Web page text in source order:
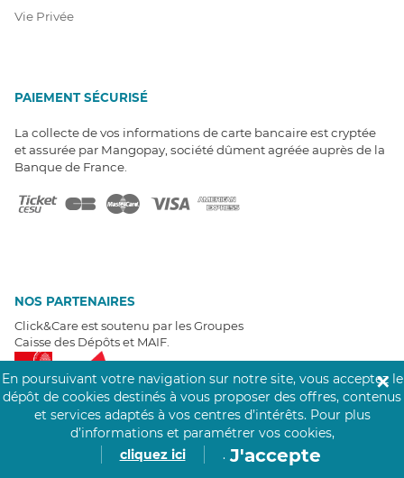
Vie Privée
PAIEMENT SÉCURISÉ
La collecte de vos informations de carte bancaire est cryptée
et assurée par Mangopay, société dûment agréée auprès de la
Banque de France.
NOS PARTENAIRES
Click&Care est soutenu par les Groupes
Caisse des Dépôts et MAIF.
EXPERTS À VOTRE ÉCOUTE
En poursuivant votre navigation sur notre site, vous acceptez le
dépôt de cookies destinés à vous proposer des offres, contenus
et services adaptés à vos centres d’intérêts. Pour plus
d’informations et paramétrer vos cookies,
cliquez ici
. J'accepte
✕